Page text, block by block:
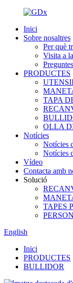
Inici
Sobre nosaltres
Per què
Visita a
PRODUCTES
TAPA
OLLA
Notícies
Notícies
Notícies
Vídeo
Contacta amb
Solució
TAPES
English
Inici
PRODUCTES
BULLIDOR